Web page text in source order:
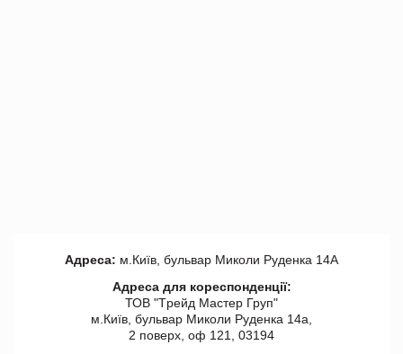
Адреса: м.Київ, бульвар Миколи Руденка 14А
Адреса для кореспонденції:
ТОВ "Tрейд Мастер Груп"
м.Київ, бульвар Миколи Руденка 14а,
2 поверх, оф 121, 03194